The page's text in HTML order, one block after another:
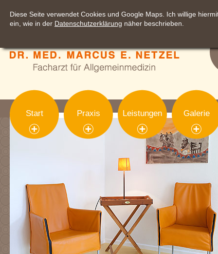
Diese Seite verwendet Cookies und Google Maps. Ich willige
ein, wie in der Datenschutzerklärung näher beschrieben.
Start Praxis Leistungen Galerie
sections['visual']): ?>